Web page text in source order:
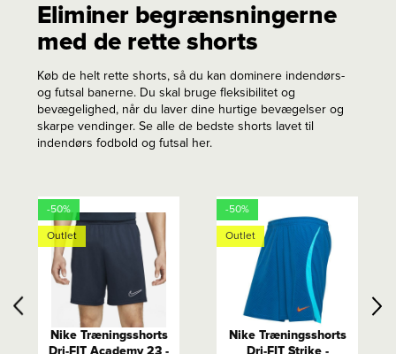
Eliminer begrænsningerne
med de rette shorts
Køb de helt rette shorts, så du kan dominere indendørs-
og futsal banerne. Du skal bruge fleksibilitet og
bevægelighed, når du laver dine hurtige bevægelser og
skarpe vendinger. Se alle de bedste shorts lavet til
indendørs fodbold og futsal her.
-50%
Outlet
Nike Træningsshorts
Dri-FIT Academy 23 -
-50%
Outlet
Nike Træningsshorts
Dri-FIT Strike -